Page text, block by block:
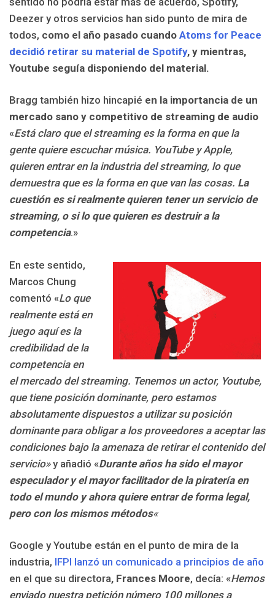
Deezer y otros servicios han sido punto de mira de
todos, como el año pasado cuando Atoms for Peace
decidió retirar su material de Spotify, y mientras,
Youtube seguía disponiendo del material.
Bragg también hizo hincapié en la importancia de un
mercado sano y competitivo de streaming de audio
«Está claro que el streaming es la forma en que la
gente quiere escuchar música. YouTube y Apple,
quieren entrar en la industria del streaming, lo que
demuestra que es la forma en que van las cosas. La
cuestión es si realmente quieren tener un servicio de
streaming, o si lo que quieren es destruir a la
competencia.»
En este sentido,
Marcos Chung
comentó «Lo que
realmente está en
juego aquí es la
credibilidad de la
competencia en
el mercado del streaming. Tenemos un actor, Youtube,
que tiene posición dominante, pero estamos
absolutamente dispuestos a utilizar su posición
dominante para obligar a los proveedores a aceptar las
condiciones bajo la amenaza de retirar el contenido del
servicio»y añadió «Durante años ha sido el mayor
especulador y el mayor facilitador de la piratería en
todo el mundo y ahora quiere entrar de forma legal,
pero con los mismos métodos«
Google y Youtube están en el punto de mira de la
industria, IFPI lanzó un comunicado a principios de año
en el que su directora, Frances Moore, decía: «Hemos
enviado nuestra petición número 100 millones a